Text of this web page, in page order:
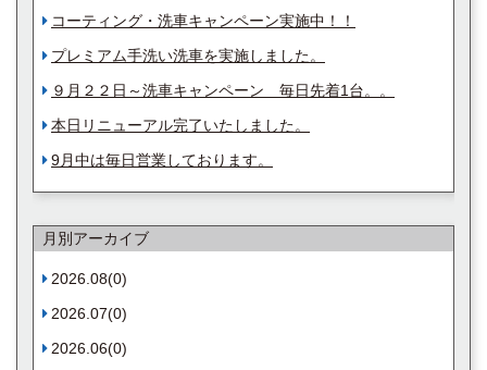
コーティング・洗車キャンペーン実施中！！
プレミアム手洗い洗車を実施しました。
９月２２日～洗車キャンペーン 毎日先着1台。。
本日リニューアル完了いたしました。
9月中は毎日営業しております。
月別アーカイブ
2026.08(0)
2026.07(0)
2026.06(0)